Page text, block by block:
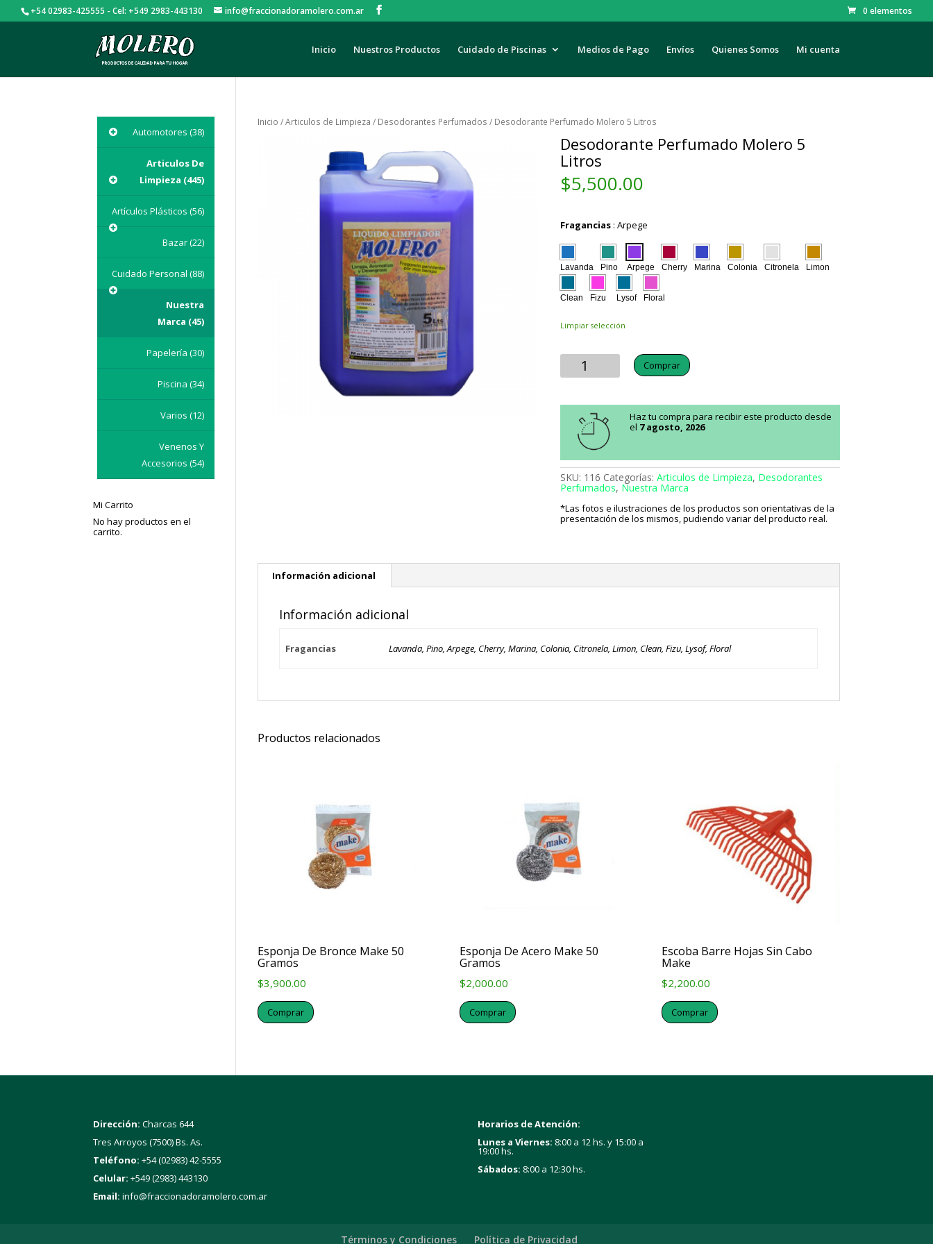
+54 02983-425555 - Cel: +549 2983-443130 info@fraccionadoramolero.com.ar 0 elementos
Inicio Nuestros Productos Cuidado de Piscinas Medios de Pago Envíos Quienes Somos Mi cuenta
Inicio /Articulos de Limpieza / Desodorantes Perfumados / Desodorante Perfumado Molero 5 Litros
Desodorante Perfumado Molero 5
Litros
$5,500.00
Fragancias :Arpege
Lavanda Pino Arpege Cherry Marina Colonia Citronela Limon
Clean Fizu Lysof Floral
Limpiar selección
Cantidad
Comprar
Haz tu compra para recibir este producto desde
el 7 agosto, 2026
SKU: 116 Categorías:Articulos de Limpieza, Desodorantes
Perfumados, Nuestra Marca
*Las fotos e ilustraciones de los productos son orientativas de la
presentación de los mismos, pudiendo variar del producto real.
Información adicional
Información adicional
Fragancias Lavanda, Pino, Arpege, Cherry, Marina, Colonia, Citronela, Limon, Clean, Fizu, Lysof, Floral
Productos relacionados
Esponja De Bronce Make 50
Gramos
$3,900.00
Comprar
Esponja De Acero Make 50
Gramos
$2,000.00
Comprar
Escoba Barre Hojas Sin Cabo
Make
$2,200.00
Comprar
Automotores (38)
Articulos De
Limpieza (445)
Artículos Plásticos (56)
Bazar(22)
Cuidado Personal (88)
Nuestra
Marca (45)
Papelería (30)
Piscina (34)
Varios (12)
Venenos Y
Accesorios (54)
Mi Carrito
No hay productos en el
carrito.
Dirección: Charcas 644
Tres Arroyos (7500) Bs. As.
Teléfono: +54 (02983) 42-5555
Celular: +549 (2983) 443130
Email: info@fraccionadoramolero.com.ar
Horarios de Atención:
Lunes a Viernes: 8:00 a 12 hs. y 15:00 a
19:00 hs.
Sábados: 8:00 a 12:30 hs.
Términos y Condiciones Política de Privacidad